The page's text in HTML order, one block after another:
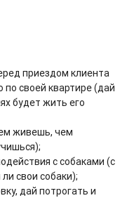
приездом клиента
своей квартире (дай
будет жить его
живешь, чем
с собаками (с
свои собаки);
дай потрогать и